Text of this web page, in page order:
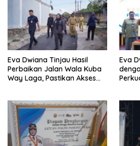
Eva Dwiana Tinjau Hasil
Perbaikan Jalan Wala Kuba
Way Laga, Pastikan Akses
Eva